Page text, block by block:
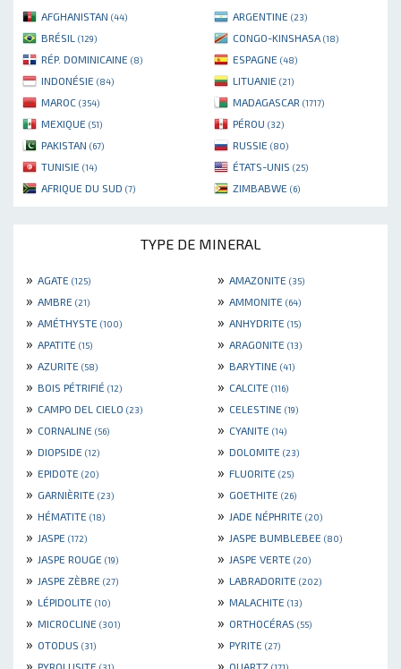
AFGHANISTAN (44) ARGENTINE (23)
BRÉSIL (129) CONGO-KINSHASA (18)
RÉP. DOMINICAINE (8) ESPAGNE (48)
INDONÉSIE (84) LITUANIE (21)
MAROC (354) MADAGASCAR (1717)
MEXIQUE (51) PÉROU (32)
PAKISTAN (67) RUSSIE (80)
TUNISIE (14) ÉTATS-UNIS (25)
AFRIQUE DU SUD (7) ZIMBABWE (6)
TYPE DE MINERAL
» AGATE (125) » AMAZONITE (35)
» AMBRE (21) » AMMONITE (64)
» AMÉTHYSTE (100) » ANHYDRITE (15)
» APATITE (15) » ARAGONITE (13)
» AZURITE (58) » BARYTINE (41)
» BOIS PÉTRIFIÉ (12) » CALCITE (116)
» CAMPO DEL CIELO (23) » CELESTINE (19)
» CORNALINE (56) » CYANITE (14)
» DIOPSIDE (12) » DOLOMITE (23)
» EPIDOTE (20) » FLUORITE (25)
» GARNIÈRITE (23) » GOETHITE (26)
» HÉMATITE (18) » JADE NÉPHRITE (20)
» JASPE (172) » JASPE BUMBLEBEE (80)
» JASPE ROUGE (19) » JASPE VERTE (20)
» JASPE ZÈBRE (27) » LABRADORITE (202)
» LÉPIDOLITE (10) » MALACHITE (13)
» MICROCLINE (301) » ORTHOCÉRAS (55)
» OTODUS (31) » PYRITE (27)
» »